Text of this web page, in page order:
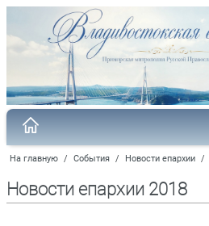
На главную / События / Новости епархии /
Новости епархии 2018